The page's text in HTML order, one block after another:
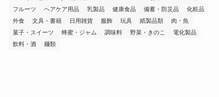
フルーツ
ヘアケア用品 乳製品 健康食品 備蓄・防災品
化粧品
外食
文具・書籍 日用雑貨 服飾 玩具 紙製品類
肉・魚
菓子・スイーツ
蜂蜜・ジャム 調味料 野菜・きのこ
電化製品
飲料・酒
麺類